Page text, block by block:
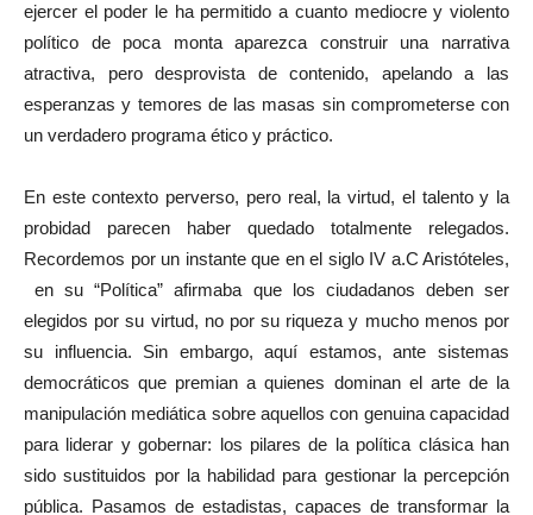
ejercer el poder le ha permitido a cuanto mediocre y violento
político de poca monta aparezca construir una narrativa
atractiva, pero desprovista de contenido, apelando a las
esperanzas y temores de las masas sin comprometerse con
un verdadero programa ético y práctico.
En este contexto perverso, pero real, la virtud, el talento y la
probidad parecen haber quedado totalmente relegados.
Recordemos por un instante que en el siglo IV a.C Aristóteles,
en su “Política” afirmaba que los ciudadanos deben ser
elegidos por su virtud, no por su riqueza y mucho menos por
su influencia. Sin embargo, aquí estamos, ante sistemas
democráticos que premian a quienes dominan el arte de la
manipulación mediática sobre aquellos con genuina capacidad
para liderar y gobernar: los pilares de la política clásica han
sido sustituidos por la habilidad para gestionar la percepción
pública. Pasamos de estadistas, capaces de transformar la